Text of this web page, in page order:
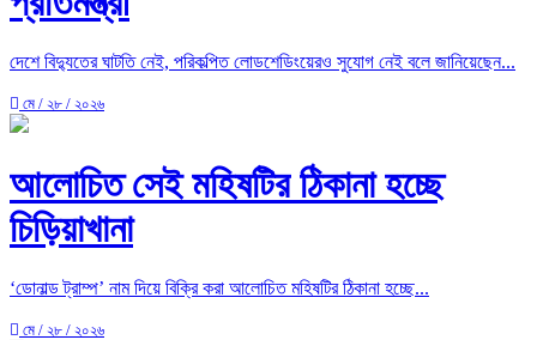
দেশে বিদ্যুতের ঘাটতি নেই, পরিকল্পিত লোডশেডিংয়েরও সুযোগ নেই বলে জানিয়েছেন...
মে / ২৮ / ২০২৬
আলোচিত সেই মহিষটির ঠিকানা হচ্ছে
চিড়িয়াখানা
‘ডোনাল্ড ট্রাম্প’ নাম দিয়ে বিক্রি করা আলোচিত মহিষটির ঠিকানা হচ্ছে...
মে / ২৮ / ২০২৬